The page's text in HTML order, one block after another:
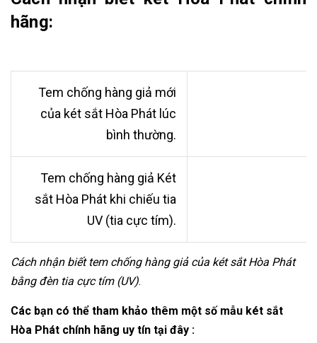
hãng:
Tem chống hàng giả mới
của két sắt Hòa Phát lúc
bình thường.
Tem chống hàng giả Két
sắt Hòa Phát khi chiếu tia
UV (tia cực tím).
Cách nhận biết tem chống hàng giả của két sắt Hòa Phát
bằng đèn tia cực tím (UV).
Các bạn có thể tham khảo thêm một số mẫu két sắt
Hòa Phát chính hãng uy tín tại đây :